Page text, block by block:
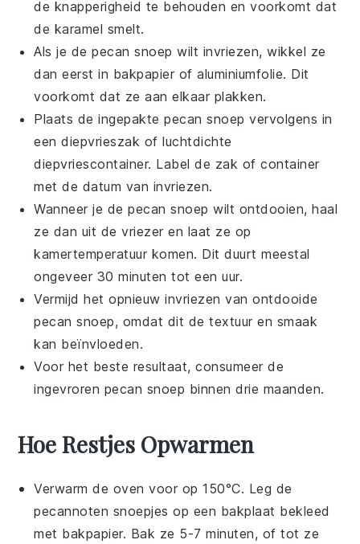
de knapperigheid te behouden en voorkomt dat
de karamel smelt.
Als je depecan snoep wilt invriezen, wikkel ze
dan eerst in bakpapier of aluminiumfolie. Dit
voorkomt dat ze aan elkaar plakken.
Plaats de ingepaktepecan snoep vervolgens in
een diepvrieszak of luchtdichte
diepvriescontainer. Label de zak of container
met de datum van invriezen.
Wanneer je depecan snoep wilt ontdooien, haal
ze dan uit de vriezer en laat ze op
kamertemperatuur komen. Dit duurt meestal
ongeveer 30 minuten tot een uur.
Vermijd het opnieuw invriezen van ontdooide
pecan snoep, omdat dit de textuur en smaak
kan beïnvloeden.
Voor het beste resultaat, consumeer de
ingevroren pecan snoep binnen drie maanden.
Hoe Restjes Opwarmen
Verwarm de oven voor op 150°C. Leg de
pecannoten snoepjes op een bakplaat bekleed
met bakpapier. Bak ze 5-7 minuten, of tot ze